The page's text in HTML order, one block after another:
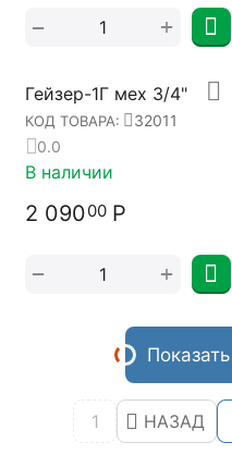
+
−
Гейзер-1Г мех 3/4"
КОД ТОВАРА:
32011
0.0
В наличии
2 09000 Р
+
−
1 НАЗАД